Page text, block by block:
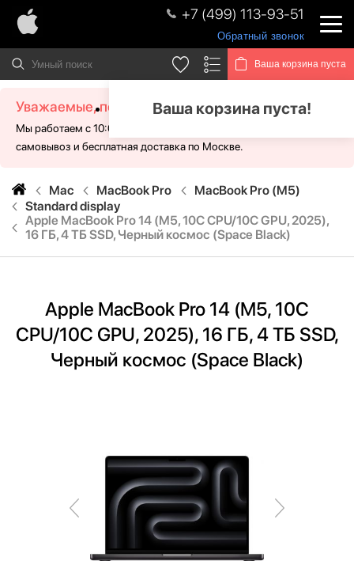
+7 (499) 113-93-51
Обратный звонок
Ваша корзина пуста
Ваша корзина пуста!
Уважаемые, посетители!
Мы работаем с 10:00 - 21:00 без выходных. Для Вас доступен
самовывоз и бесплатная доставка по Москве.
Mac MacBook Pro
MacBook Pro (M5)
Standard display
Apple MacBook Pro 14 (M5, 10C CPU/10C GPU, 2025),
16 ГБ, 4 ТБ SSD, Черный космос (Space Black)
Apple MacBook Pro 14 (M5, 10C
CPU/10C GPU, 2025), 16 ГБ, 4 ТБ SSD,
Черный космос (Space Black)